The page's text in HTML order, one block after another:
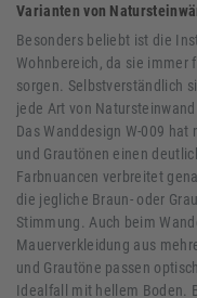
Varianten von
Besonders beliebt ist die
Wohnbereich, da sie immer
sorgen. Selbstverständlich
jede Art von
Das Wanddesign W-009
und Grautönen einen
Farbnuancen verbreitet
die jegliche Braun- oder
Stimmung. Auch beim
Mauerverkleidung aus
und Grautöne passen
Idealfall mit hellem Boden.